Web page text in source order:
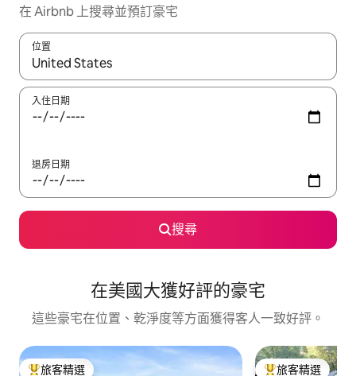
在 Airbnb 上搜尋並預訂豪宅
位置
如有搜尋結果，瀏覽內容時請使用上下箭頭，或輕點、滑動裝置。
入住日期
退房日期
搜尋
在美國大獲好評的豪宅
這些豪宅在位置、乾淨度等方面獲得客人一致好評。
旅客精選 旅客精選